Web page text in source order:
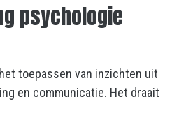
psychologie
toepassen van inzichten uit
en communicatie. Het draait